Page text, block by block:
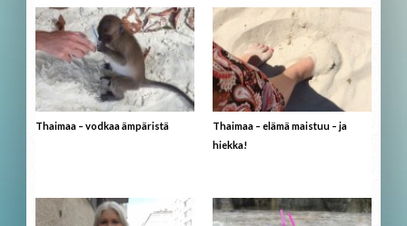
Thaimaa – vodkaa ämpäristä
Thaimaa – elämä maistuu – ja
hiekka!